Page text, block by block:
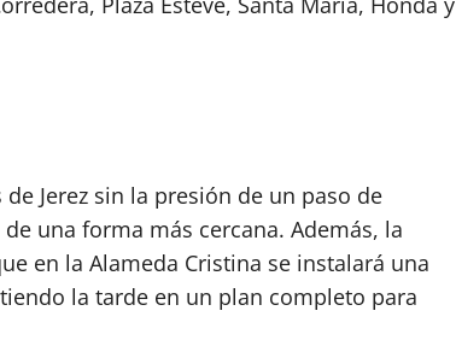
Jerez sin la presión de un paso de
una forma más cercana. Además, la
en la Alameda Cristina se instalará una
la tarde en un plan completo para